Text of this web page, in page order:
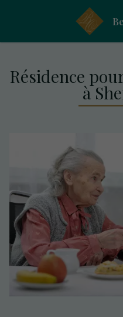
Résidence
à